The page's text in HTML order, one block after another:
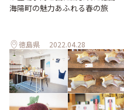
海陽町の魅力あふれる春の旅
徳島県 2022.04.28